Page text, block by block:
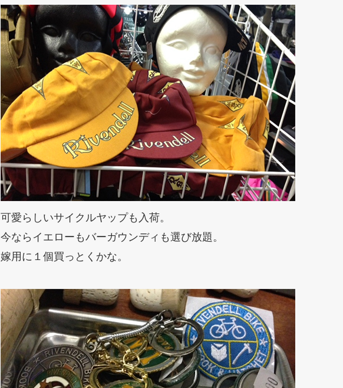
可愛らしいサイクルヤップも入荷。
今ならイエローもバーガウンディも選び放題。
嫁用に１個買っとくかな。